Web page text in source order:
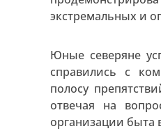
экстремальных и
Юные северяне
справились с
полосу
отвечая на
организации быта